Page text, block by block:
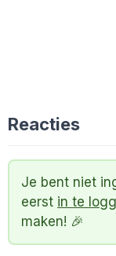
Reacties
Je bent niet
eerst in te
maken! 🎉